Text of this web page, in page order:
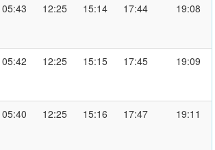
05:43 12:25 15:14 17:44 19:08
05:42 12:25 15:15 17:45 19:09
05:40 12:25 15:16 17:47 19:11